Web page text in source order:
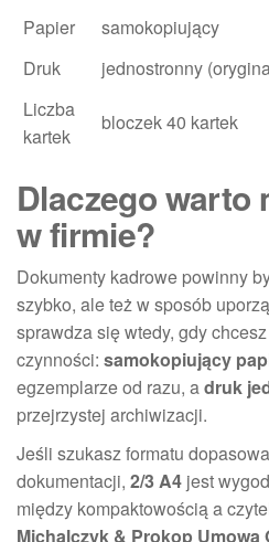
Papier
samokopiujący
Druk
jednostronny
Liczba
kartek
bloczek 40 kartek
Dlaczego warto
w firmie?
Dokumenty kadrowe powinny
szybko, ale też w sposób
sprawdza się wtedy, gdy
czynności: samokopiujący
egzemplarze od razu, adruk
przejrzystej archiwizacji.
Jeśli szukasz formatu
dokumentacji, 2/3 A4 jest
między kompaktowością a
Michalczyk & Prokop Umowa